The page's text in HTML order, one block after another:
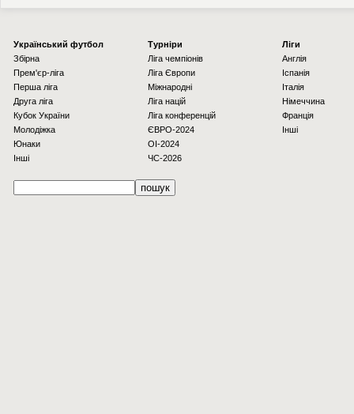
Українcький футбол
Збірна
Прем'єр-ліга
Перша ліга
Друга ліга
Кубок України
Молодіжка
Юнаки
Інші
Турніри
Ліга чемпіонів
Ліга Європи
Міжнародні
Ліга націй
Ліга конференцій
ЄВРО-2024
OI-2024
ЧС-2026
Ліги
Англія
Іспанія
Італія
Німеччина
Франція
Інші